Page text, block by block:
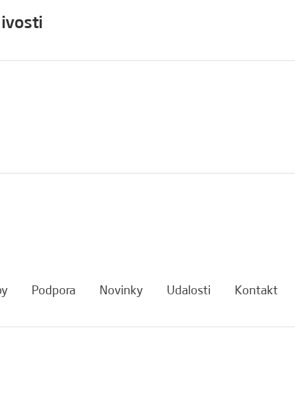
Podpora Novinky Udalosti Kontakt